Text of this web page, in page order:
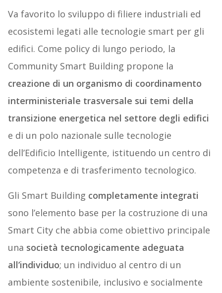
Va favorito lo sviluppo di filiere industriali ed
ecosistemi legati alle tecnologie smart per gli
edifici. Come policy di lungo periodo, la
Community Smart Building propone la
creazione di un organismo di coordinamento
interministeriale trasversale sui temi della
transizione energetica nel settore degli edifici
e di un polo nazionale sulle tecnologie
dell’Edificio Intelligente, istituendo un centro di
competenza e di trasferimento tecnologico.
Gli Smart Building completamente integrati
sono l’elemento base per la costruzione di una
Smart City che abbia come obiettivo principale
una società tecnologicamente adeguata
all’individuo; un individuo al centro di un
ambiente sostenibile, inclusivo e socialmente